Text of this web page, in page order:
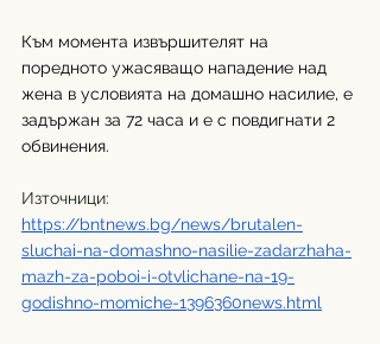
Към момента извършителят на
поредното ужасяващо нападение над
жена в условията на домашно насилие, е
задържан за 72 часа и е с повдигнати 2
обвинения.
Източници:
https://bntnews.bg/news/brutalen-
sluchai-na-domashno-nasilie-zadarzhaha-
mazh-za-poboi-i-otvlichane-na-19-
godishno-momiche-1396360news.html